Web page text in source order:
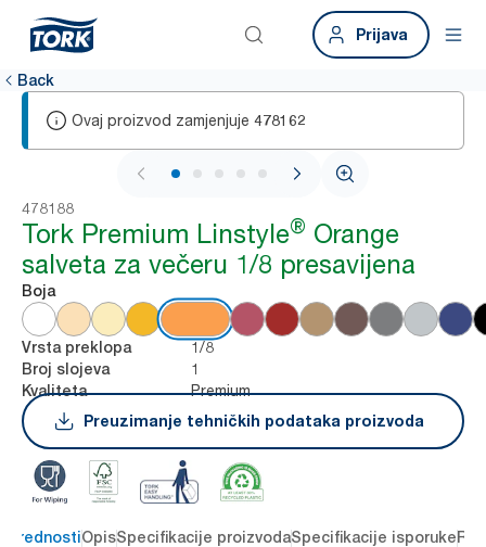
Prijava
Back
Ovaj proizvod zamjenjuje 478162
1 / 6
478188
Tork Premium Linstyle® Orange
salveta za večeru 1/8 presavijena
Boja
Vrsta preklopa 1/8
Broj slojeva 1
Kvaliteta
Premium
Preuzimanje tehničkih podataka proizvoda
prednostiOpisSpecifikacije proizvodaSpecifikacije isporuke